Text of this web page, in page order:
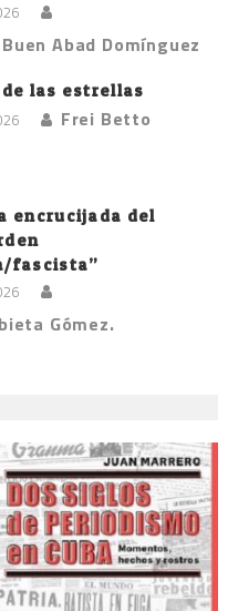
Abad Domínguez
las estrellas
Frei Betto
encrucijada del
fascista”
Gómez.